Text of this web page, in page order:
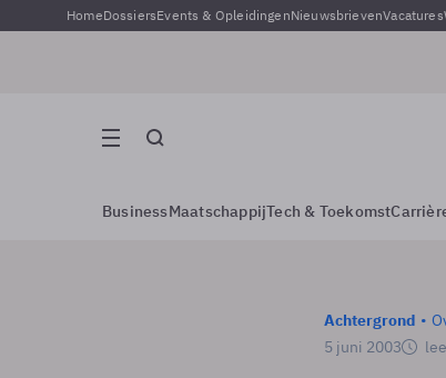
HomeDossiersEvents & OpleidingenNieuwsbrievenVacatures
BusinessMaatschappijTech & Toekomst
Achtergrond
5 juni 2003